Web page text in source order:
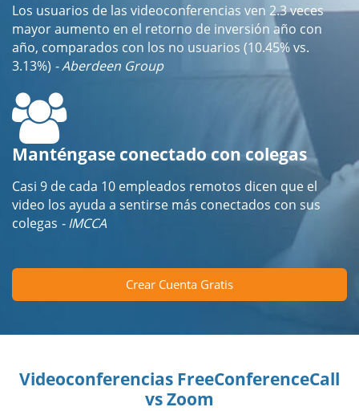
Los usuarios de las videoconferencias ven 2.3 veces
mayor aumento en el retorno de inversión año con
año, comparados con los no usuarios (10.45% vs.
3.13%) - Aberdeen Group
Manténgase conectado con colegas
Casi 9 de cada 10 empleados remotos dicen que el
video los ayuda a sentirse más conectados con sus
colegas - IMCCA
Crear Cuenta Gratis
Videoconferencias FreeConferenceCall
vs Zoom